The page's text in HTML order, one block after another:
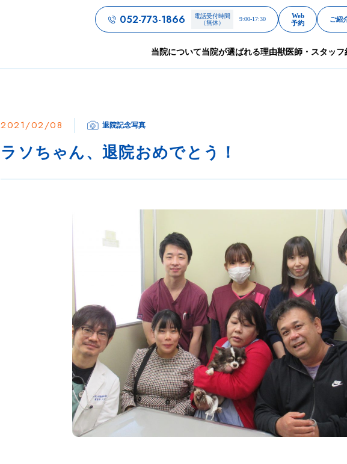
052-773-1866
電話受付時間
（無休）
9:00-17:30
Web
予約
ご紹
当院について当院が選ばれる理由獣医師・スタッフ
2021/02/08 退院記念写真
ラソちゃん、退院おめでとう！